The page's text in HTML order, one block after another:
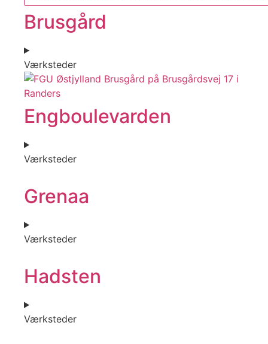
Brusgård
Værksteder
Engboulevarden
Værksteder
Grenaa
Værksteder
Hadsten
Værksteder